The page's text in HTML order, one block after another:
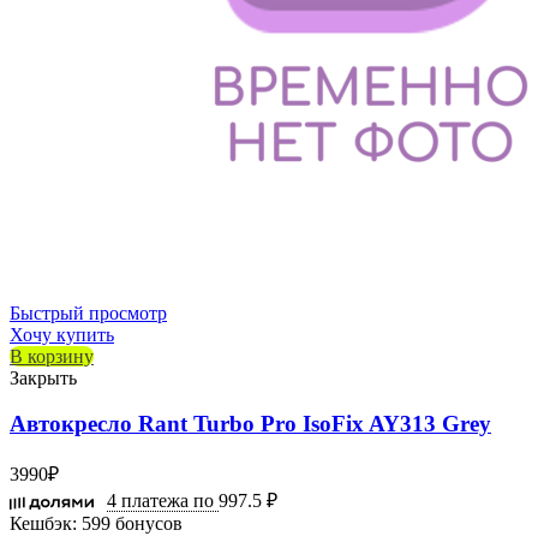
Быстрый просмотр
Хочу купить
В корзину
Закрыть
Автокресло Rant Turbo Pro IsoFix AY313 Grey
3990₽
4 платежа по 997.5 ₽
Кешбэк: 599 бонусов